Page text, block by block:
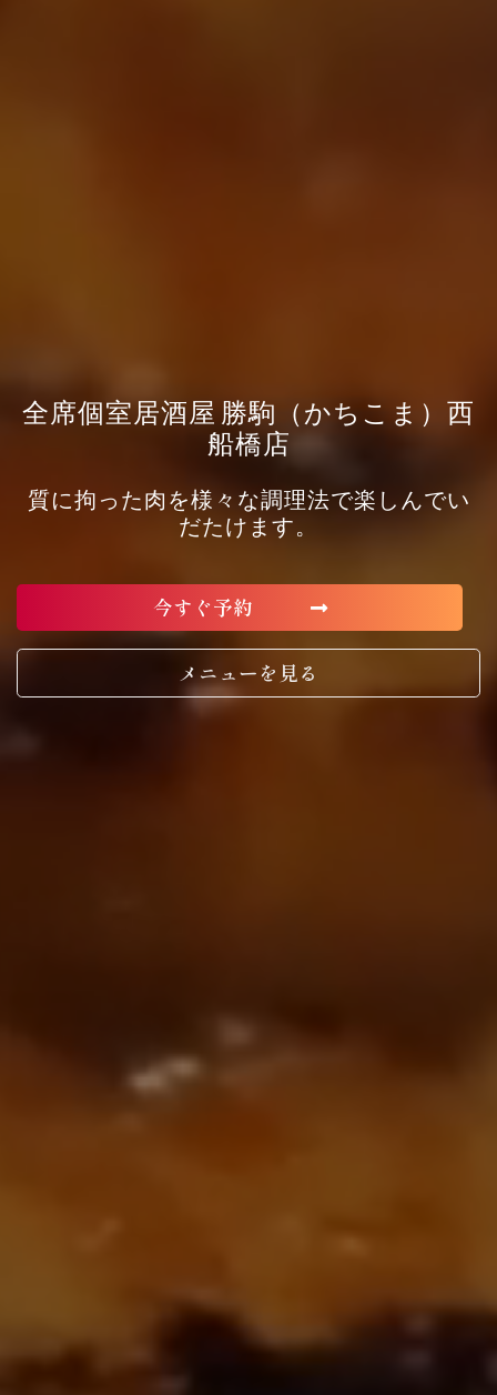
全席個室居酒屋 勝駒（かちこま）西
船橋店
質に拘った肉を様々な調理法で楽しんでい
だたけます。
今すぐ予約
メニューを見る